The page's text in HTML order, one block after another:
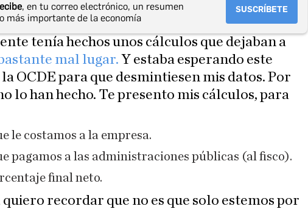
, en tu correo electrónico, un resumen
más importante de la economía
SUSCRÍBETE
tenía hechos unos cálculos que dejaban a
mal lugar. Y estaba esperando este
OCDE para que desmintiesen mis datos. Por
lo han hecho. Te presento mis cálculos, para
le costamos a la empresa.
pagamos a las administraciones públicas (al fisco).
final neto.
quiero recordar que no es que solo estemos por